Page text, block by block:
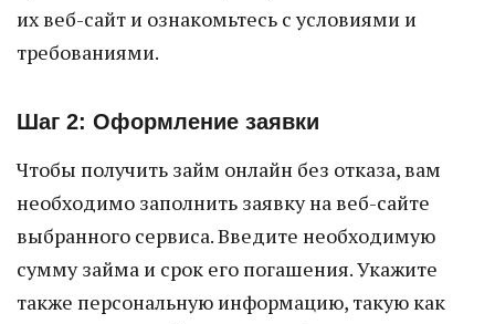
их веб-сайт и ознакомьтесь с условиями и
требованиями.
Шаг 2: Оформление заявки
Чтобы получить займ онлайн без отказа, вам
необходимо заполнить заявку на веб-сайте
выбранного сервиса. Введите необходимую
сумму займа и срок его погашения. Укажите
также персональную информацию, такую как